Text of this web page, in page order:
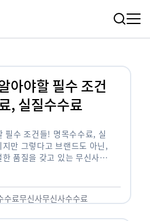
아야할 필수 조건
, 실질수수료
필수 조건들! 명목수수료, 실
만 그렇다고 브랜드도 아닌,
품질을 갖고 있는 무신사!
수료무신사무신사수수료